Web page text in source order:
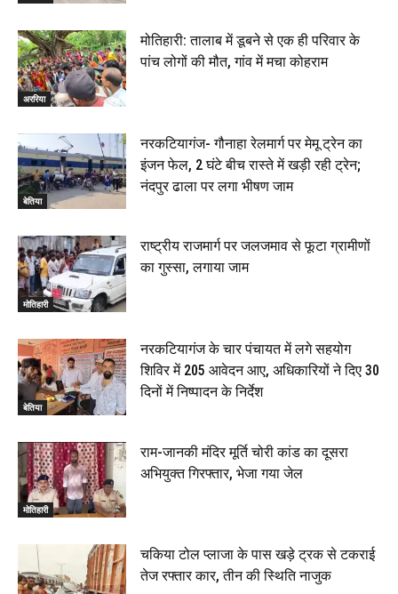
अररिया
मोतिहारी: तालाब में डूबने से एक ही परिवार के
पांच लोगों की मौत, गांव में मचा कोहराम
बेतिया
नरकटियागंज- गौनाहा रेलमार्ग पर मेमू ट्रेन का
इंजन फेल, 2 घंटे बीच रास्ते में खड़ी रही ट्रेन;
नंदपुर ढाला पर लगा भीषण जाम
मोतिहारी
राष्ट्रीय राजमार्ग पर जलजमाव से फूटा ग्रामीणों
का गुस्सा, लगाया जाम
बेतिया
नरकटियागंज के चार पंचायत में लगे सहयोग
शिविर में 205 आवेदन आए, अधिकारियों ने दिए 30
दिनों में निष्पादन के निर्देश
मोतिहारी
राम-जानकी मंदिर मूर्ति चोरी कांड का दूसरा
अभियुक्त गिरफ्तार, भेजा गया जेल
चकिया टोल प्लाजा के पास खड़े ट्रक से टकराई
तेज रफ्तार कार, तीन की स्थिति नाजुक